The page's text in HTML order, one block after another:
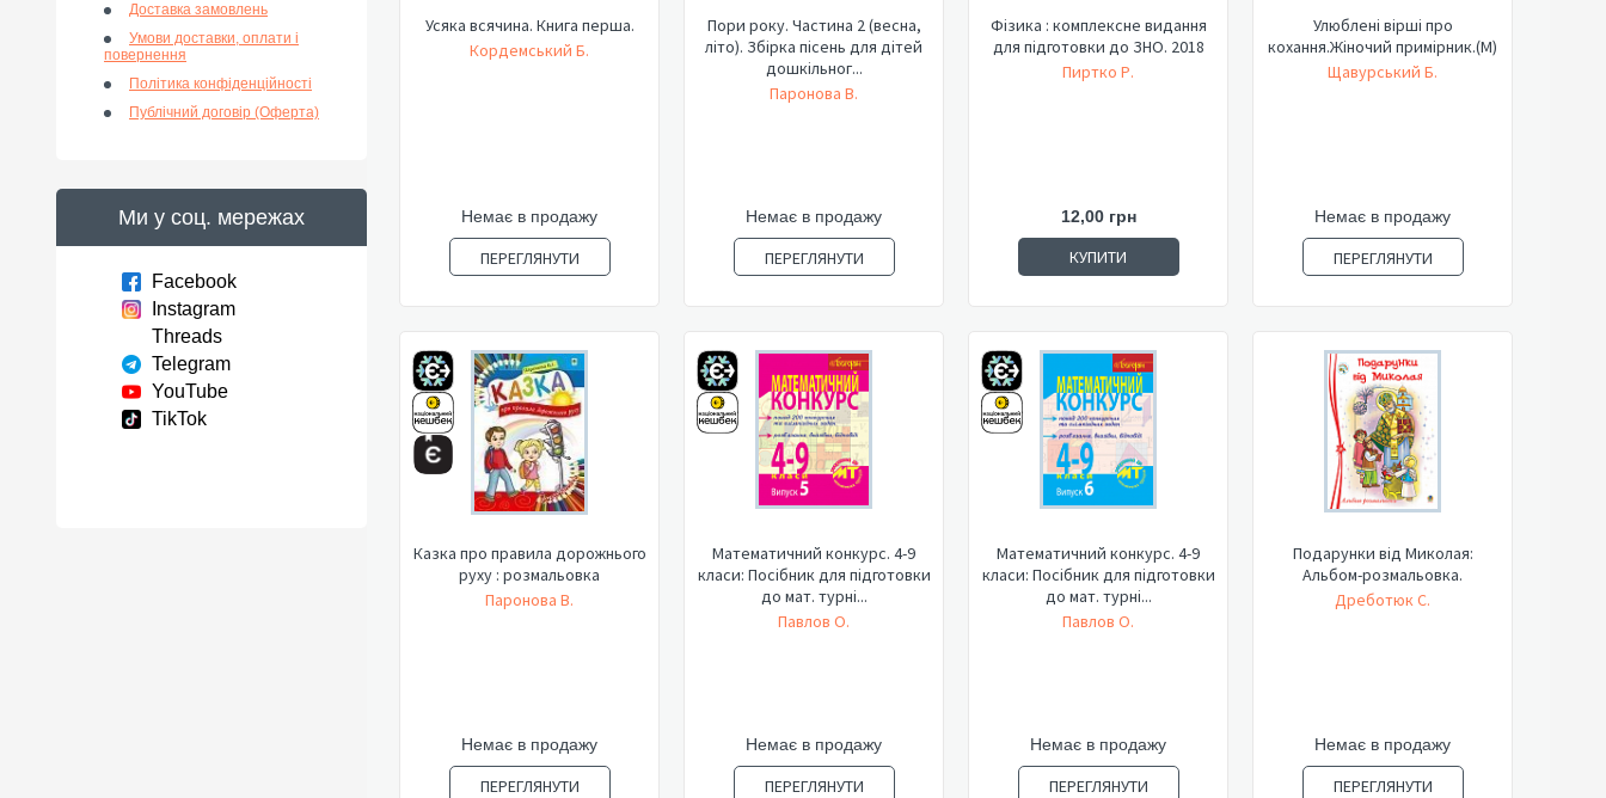
Доставка замовлень
Умови доставки, оплати і
повернення
Політика конфіденційності
Публічний договір (Оферта)
Ми у соц. мережах
Facebook
Instagram
Threads
Telegram
YouTube
TikTok
Усяка всячина. Книга перша.
Кордемський Б.
Немає в продажу
ПЕРЕГЛЯНУТИ
Пори року. Частина 2 (весна,
літо). Збірка пісень для дітей
дошкільног...
Паронова В.
Немає в продажу
ПЕРЕГЛЯНУТИ
Фізика : комплексне видання
для підготовки до ЗНО. 2018
Пиртко Р.
12,00 грн
КУПИТИ
Улюблені вірші про
кохання.Жіночий примірник.(М)
Щавурський Б.
Немає в продажу
ПЕРЕГЛЯНУТИ
Казка про правила дорожнього
руху : розмальовка
Паронова В.
Немає в продажу
ПЕРЕГЛЯНУТИ
Математичний конкурс. 4-9
класи: Посібник для підготовки
до мат. турні...
Павлов О.
Немає в продажу
ПЕРЕГЛЯНУТИ
Математичний конкурс. 4-9
класи: Посібник для підготовки
до мат. турні...
Павлов О.
Немає в продажу
ПЕРЕГЛЯНУТИ
Подарунки від Миколая:
Альбом-розмальовка.
Дреботюк С.
Немає в продажу
ПЕРЕГЛЯНУТИ